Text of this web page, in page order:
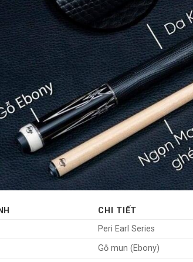
CHI TIẾT
Peri Earl Series
Gỗ mun (Ebony)